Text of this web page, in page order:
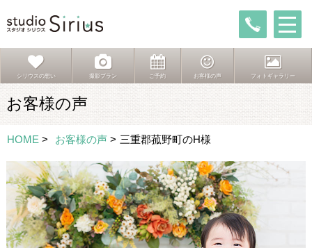
シリウスの想い 撮影プラン ご予約 お客様の声 フォトギャラリー
お客様の声
HOME > お客様の声 > 三重郡菰野町のH様